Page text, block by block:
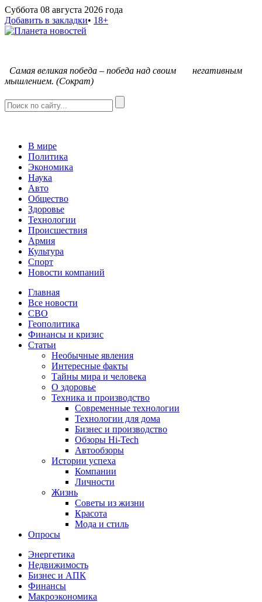
Суббота 08 августа 2026 года
Добавить в закладки• 18+
Самая великая победа – победа над своим негативным
мышлением. (Сократ)
В мире
Политика
Экономика
Наука
Авто
Общество
Здоровье
Технологии
Происшествия
Армия
Культура
Спорт
Новости компаний
Главная
Все новости
СВО
Геополитика
Финансы и кризис
Статьи
Необычные явления
Интересные факты
Тайны мира и человека
О здоровье
Техника и производство
Современные технологии
Технологии для дома
Бизнес и производство
Обзоры Hi-Tech
Автообзоры
Истории успеха
Компании
Личности
Жизнь
Советы из жизни
Красота
Мода и стиль
Опросы
Энергетика
Недвижимость
Бизнес и АПК
Финансы
Макроэкономика